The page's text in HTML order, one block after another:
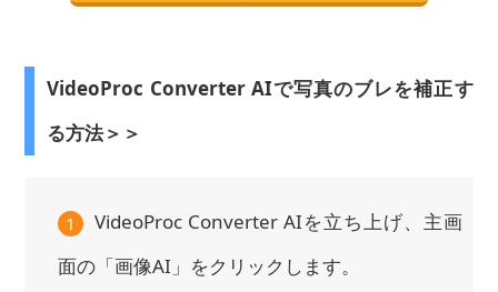
VideoProc Converter AIで写真のブレを補正す
る方法＞＞
1
VideoProc Converter AIを立ち上げ、主画
面の「画像AI」をクリックします。